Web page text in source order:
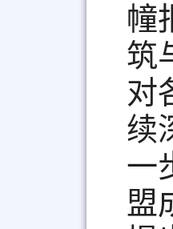
幢
筑
对
续
一
盟